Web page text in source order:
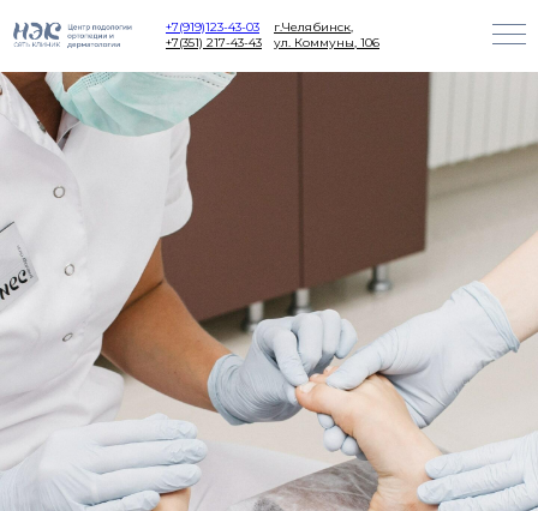
+7(919)123-43-03
+7(351) 217-43-43
г.Челябинск,
ул. Коммуны, 106